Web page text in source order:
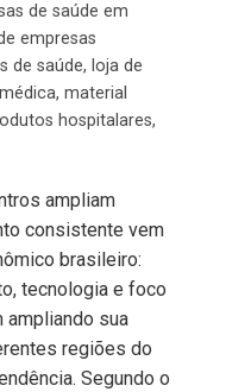
de saúde em
empresas
de saúde, loja de
, material
hospitalares,
ampliam
consistente vem
brasileiro:
tecnologia e foco
sua
regiões do
Segundo o